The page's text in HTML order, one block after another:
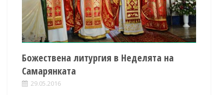
Божествена литургия в Неделята на
Самарянката
29.05.2016